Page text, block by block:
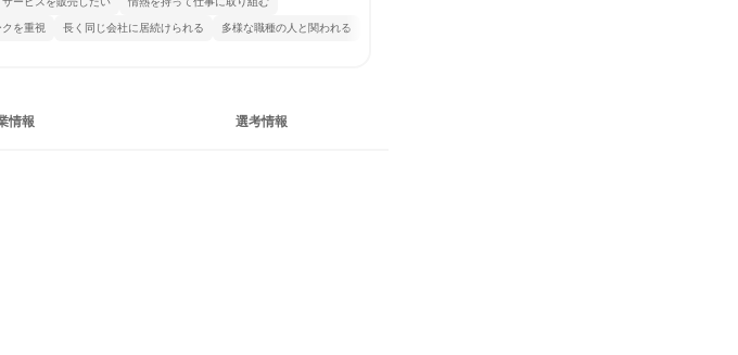
を重視 長く同じ会社に居続けられる 多様な職種の人と関われる
情報 選考情報